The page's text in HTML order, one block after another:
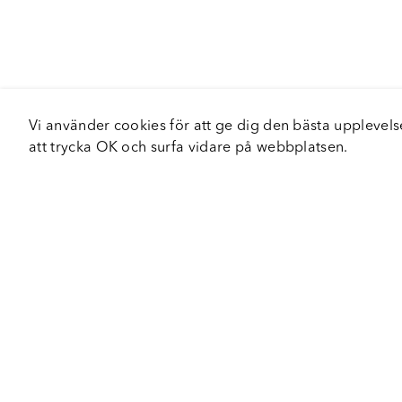
Vi använder cookies för att ge dig den bästa
att trycka OK och surfa vidare på webbplatsen.